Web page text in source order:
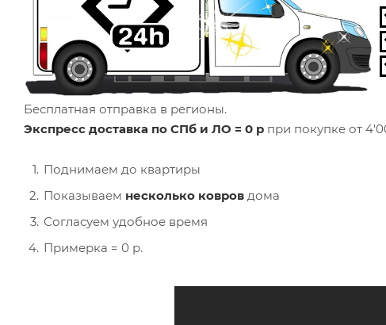
Бесплатная отправка в регионы.
Экспресс доставка по СПб и ЛО = 0 р при покупке от
Поднимаем до квартиры
Показываем несколько ковров дома
Согласуем удобное время
Примерка = 0 р.